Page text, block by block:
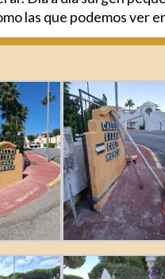
las que podemos ver